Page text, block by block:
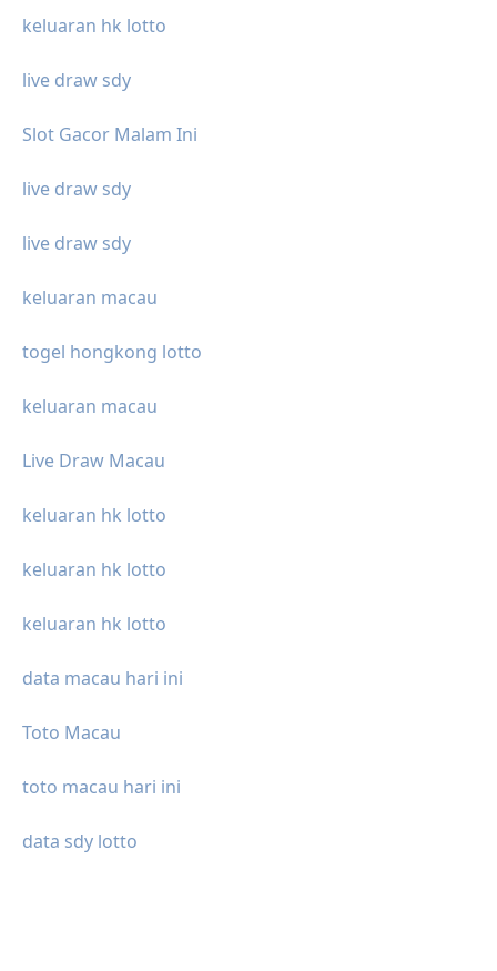
keluaran hk lotto
live draw sdy
Slot Gacor Malam Ini
live draw sdy
live draw sdy
keluaran macau
togel hongkong lotto
keluaran macau
Live Draw Macau
keluaran hk lotto
keluaran hk lotto
keluaran hk lotto
data macau hari ini
Toto Macau
toto macau hari ini
data sdy lotto